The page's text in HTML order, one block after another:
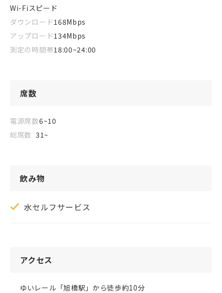
Wi-Fiスピード
ダウンロード168Mbps
アップロード134Mbps
測定の時間帯18:00~24:00
席数
電源席数6~10
総席数 31~
飲み物
水セルフサービス
アクセス
ゆいレール「旭橋駅」から徒歩約10分